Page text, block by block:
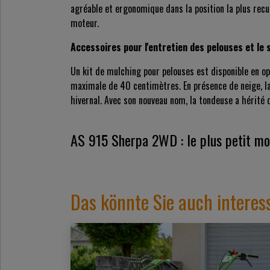
agréable et ergonomique dans la position la plus
moteur.
Accessoires pour l'entretien des pelouses et le
Un kit de mulching pour pelouses est disponible en
maximale de 40 centimètres. En présence de
hivernal. Avec son nouveau nom, la tondeuse a
AS 915 Sherpa 2WD : le plus petit
Das könnte Sie auch